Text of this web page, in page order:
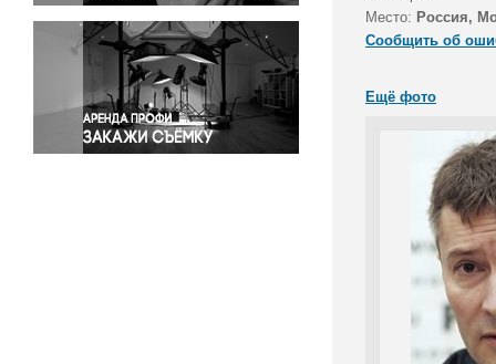
Светская жизнь
Спорт
Экология
Экономика и бизнес
Место: Россия,
Сообщить об
Ещё фото